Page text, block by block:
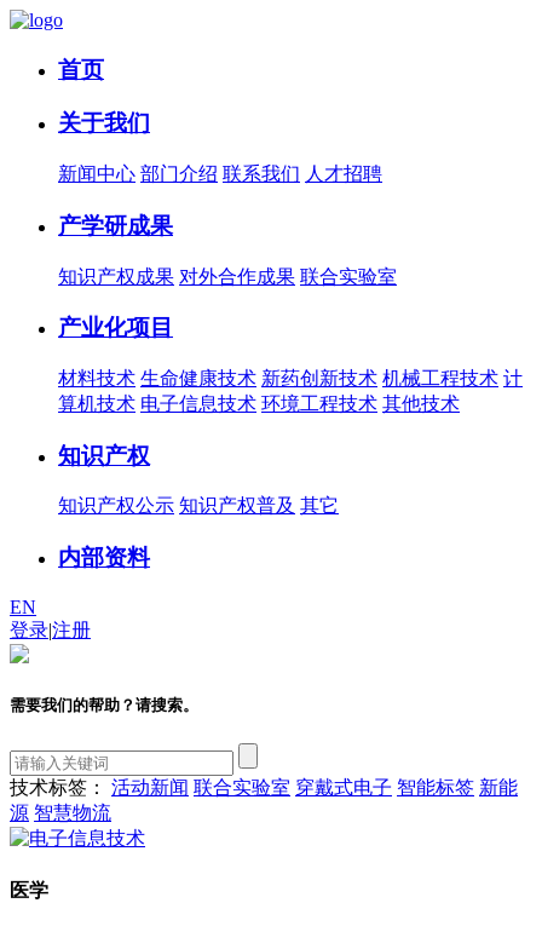
首页
关于我们
新闻中心 部门介绍 联系我们 人才招聘
产学研成果
知识产权成果 对外合作成果 联合实验室
产业化项目
材料技术 生命健康技术 新药创新技术 机械工程技术 计
算机技术 电子信息技术 环境工程技术 其他技术
知识产权
知识产权公示 知识产权普及 其它
内部资料
EN
登录|注册
需要我们的帮助？请搜索。
技术标签： 活动新闻 联合实验室 穿戴式电子 智能标签 新能
源 智慧物流
医学